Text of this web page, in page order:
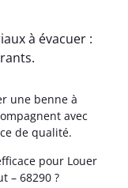
à évacuer :
une benne à
avec
de qualité.
pour Louer
– 68290 ?